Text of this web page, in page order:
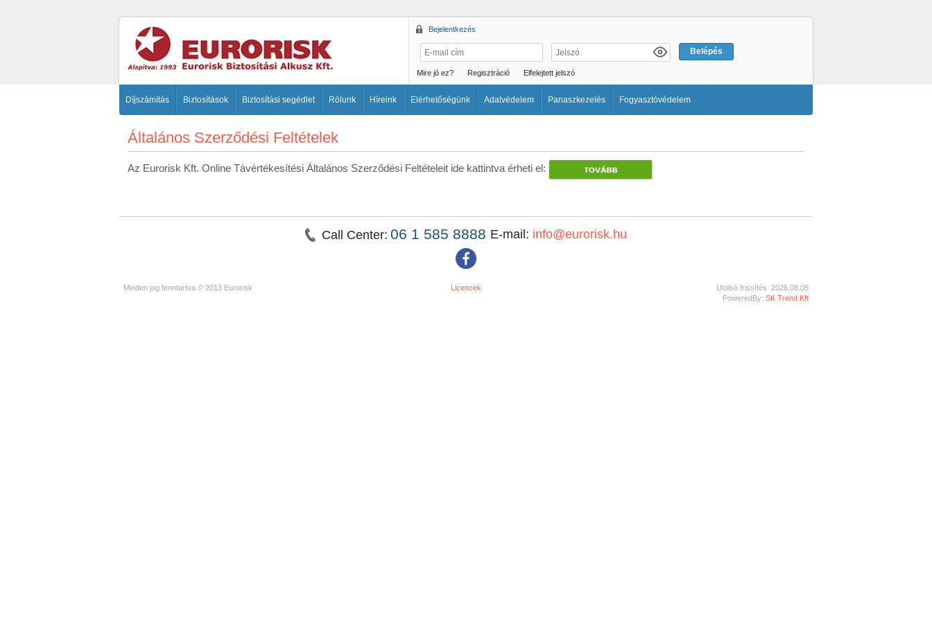
Bejelentkezés
Mire jó ez? Regisztráció Elfelejtett jelszó
Díjszámítás Biztosítások Biztosítási segédlet Rólunk Híreink Elérhetőségünk Adatvédelem Panaszkezelés Fogyasztóvédelem
Általános Szerződési Feltételek
Az Eurorisk Kft. Online Távértékesítési Általános Szerződési Feltételeit ide kattintva érheti el:
Call Center: 06 1 585 8888 E-mail: info@eurorisk.hu
Minden jog fenntartva © 2013 Eurorisk Licencek
Utolsó frissítés: 2026.08.05
PoweredBy: SK Trend Kft